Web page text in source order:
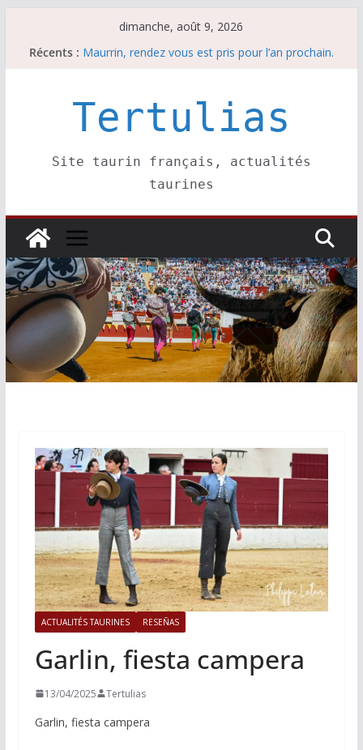
dimanche, août 9, 2026
Récents : Maurrin, rendez vous est pris pour l’an prochain.
Parentis, La Golosina: une première étape
Les brèves du samedi 8 août
Tertulias
Site taurin français, actualités
taurines
ACTUALITÉS TAURINES RESEÑAS
Garlin, fiesta campera
13/04/2025 Tertulias
Garlin, fiesta campera